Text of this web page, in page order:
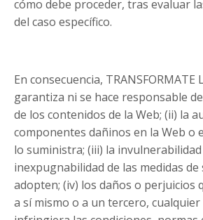
cómo debe proceder, tras evaluar
del caso específico.
En consecuencia, TRANSFORMATE
garantiza ni se hace responsable
de los contenidos de la Web; (ii) la
componentes dañinos en la Web o
lo suministra; (iii) la
inexpugnabilidad de las medidas
adopten; (iv) los daños o perjuicios
a sí mismo o a un tercero,